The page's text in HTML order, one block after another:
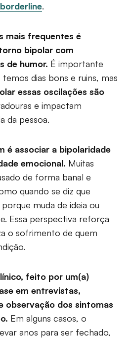
.
mais frequentes é
bipolar com
de humor. É importante
dias bons e ruins, mas
essas oscilações são
e impactam
da pessoa.
é associar a bipolaridade
emocional. Muitas
de forma banal e
quando se diz que
muda de ideia ou
Essa perspectiva reforça
o sofrimento de quem
feito por um(a)
em entrevistas,
observação dos sintomas
Em alguns casos, o
anos para ser fechado,